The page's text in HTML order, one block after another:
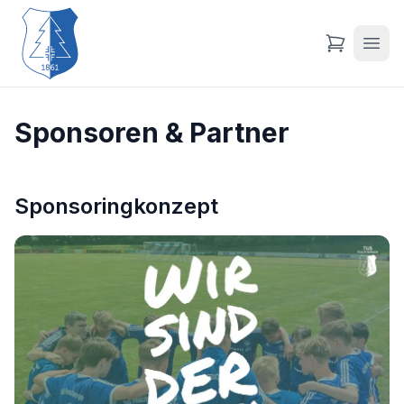
Sponsoren & Partner
Sponsoringkonzept